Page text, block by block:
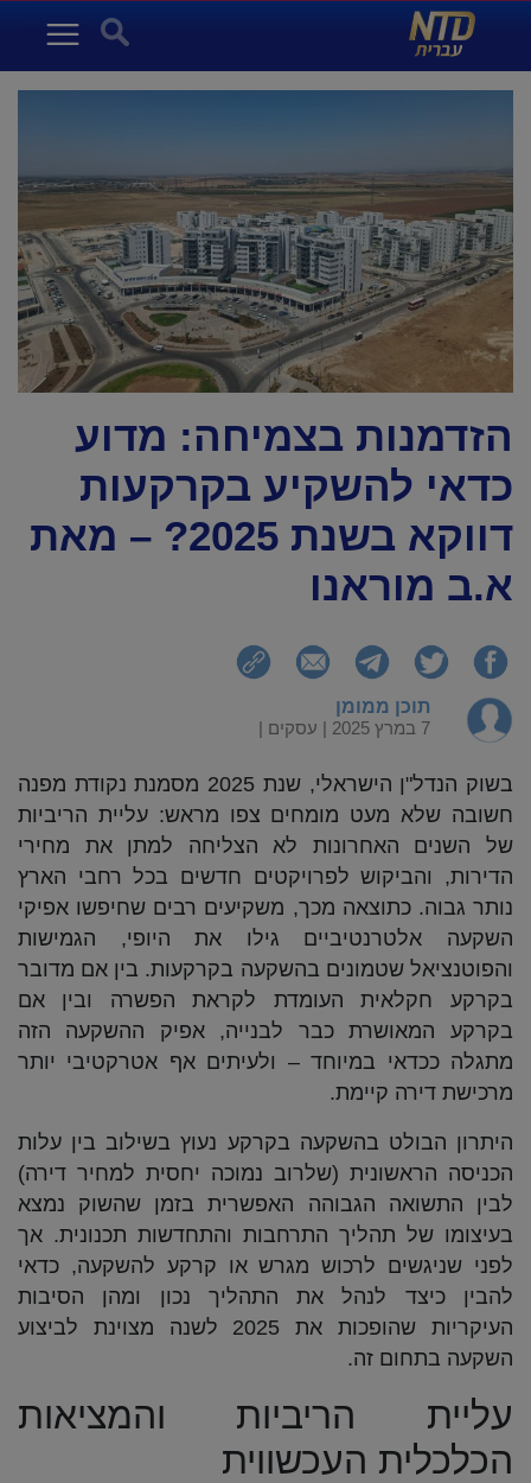
Menu
Search for: NTD עברית
הזדמנות בצמיחה: מדוע
כדאי להשקיע בקרקעות
דווקא בשנת 2025? – מאת
א.ב מוראנו
תוכן ממומן
7 במרץ 2025 | | עסקים
בשוק הנדל"ן הישראלי, שנת 2025 מסמנת נקודת מפנה
חשובה שלא מעט מומחים צפו מראש: עליית הריביות
של השנים האחרונות לא הצליחה למתן את מחירי
הדירות, והביקוש לפרויקטים חדשים בכל רחבי הארץ
נותר גבוה. כתוצאה מכך, משקיעים רבים שחיפשו אפיקי
השקעה אלטרנטיביים גילו את היופי, הגמישות
והפוטנציאל שטמונים בהשקעה בקרקעות. בין אם מדובר
בקרקע חקלאית העומדת לקראת הפשרה ובין אם
בקרקע המאושרת כבר לבנייה, אפיק ההשקעה הזה
מתגלה ככדאי במיוחד – ולעיתים אף אטרקטיבי יותר
מרכישת דירה קיימת.
היתרון הבולט בהשקעה בקרקע נעוץ בשילוב בין עלות
הכניסה הראשונית (שלרוב נמוכה יחסית למחיר דירה)
לבין התשואה הגבוהה האפשרית בזמן שהשוק נמצא
בעיצומו של תהליך התרחבות והתחדשות תכנונית. אך
לפני שניגשים לרכוש מגרש או קרקע להשקעה, כדאי
להבין כיצד לנהל את התהליך נכון ומהן הסיבות
העיקריות שהופכות את 2025 לשנה מצוינת לביצוע
השקעה בתחום זה.
עליית הריביות והמציאות
הכלכלית העכשווית